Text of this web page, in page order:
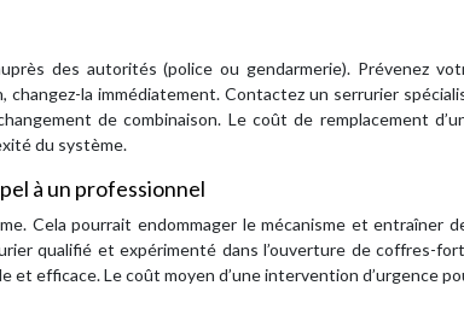
des autorités (police ou gendarmerie). Prévenez
la immédiatement. Contactez un serrurier
de combinaison. Le coût de remplacement
du système.
à un professionnel
Cela pourrait endommager le mécanisme et entraîner
qualifié et expérimenté dans l’ouverture de coffres-
efficace. Le coût moyen d’une intervention d’urgence